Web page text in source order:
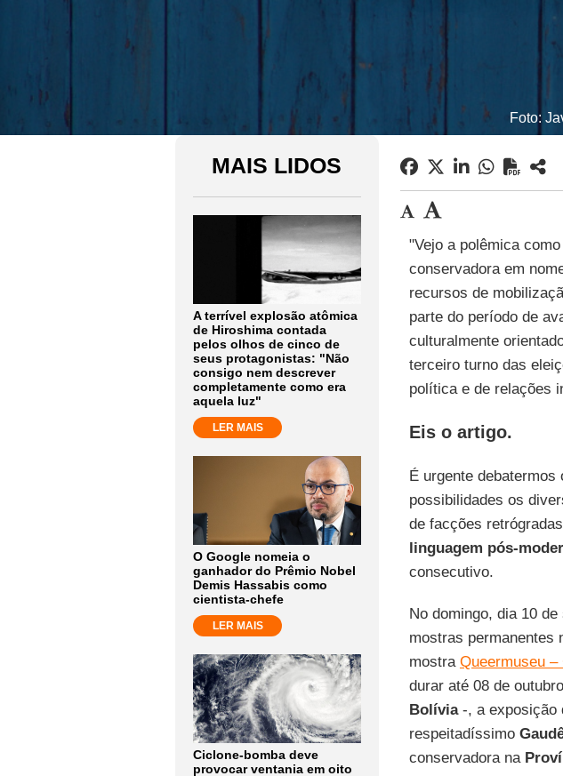
Foto:
MAIS LIDOS
A terrível explosão atômica
de Hiroshima contada
pelos olhos de cinco de
seus protagonistas: "Não
consigo nem descrever
completamente como era
aquela luz"
LER MAIS
O Google nomeia o
ganhador do Prêmio Nobel
Demis Hassabis como
cientista-chefe
LER MAIS
Ciclone-bomba deve
provocar ventania em oito
"Vejo a polêmica
conservadora em
recursos de
parte do período de
culturalmente
terceiro turno das
política e de relações
Eis o artigo.
É urgente
possibilidades os
de facções
linguagem pós-
consecutivo.
No domingo, dia 10
mostras permanentes
mostra Queermuseu
durar até 08 de
Bolívia-, a exposição
respeitadíssimo
conservadora na